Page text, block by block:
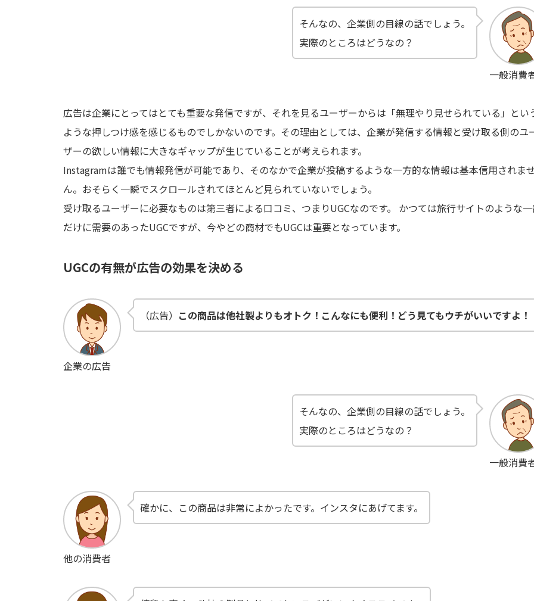
一般消費
そんなの、企業側の目線の話でしょう。
実際のところはどうなの？
広告は企業にとってはとても重要な発信ですが、それを見るユーザーからは「無理やり見せられている」とい
ような押しつけ感を感じるものでしかないのです。その理由としては、企業が発信する情報と受け取る側のユ
ザーの欲しい情報に大きなギャップが生じていることが考えられます。
Instagramは誰でも情報発信が可能であり、そのなかで企業が投稿するような一方的な情報は基本信用されま
ん。おそらく一瞬でスクロールされてほとんど見られていないでしょう。
受け取るユーザーに必要なものは第三者による口コミ、つまりUGCなのです。 かつては旅行サイトのような
だけに需要のあったUGCですが、今やどの商材でもUGCは重要となっています。
UGCの有無が広告の効果を決める
企業の広告
（広告） この商品は他社製よりもオトク！こんなにも便利！どう見てもウチがいいですよ！
一般消費
そんなの、企業側の目線の話でしょう。
実際のところはどうなの？
他の消費者
確かに、この商品は非常によかったです。インスタにあげてます。